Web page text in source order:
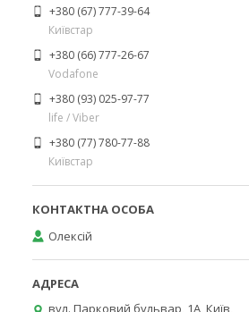
+380 (67) 777-39-64
Київстар
+380 (66) 777-26-67
Vodafone
+380 (93) 025-97-77
life / Viber
+380 (77) 780-77-88
Київстар
Олексій
вул. Парковий бульвар, 1А, Київ,